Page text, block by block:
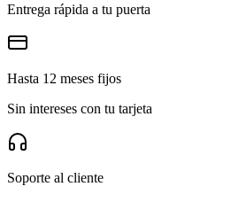
Entrega rápida a tu puerta
Hasta 12 meses fijos
Sin intereses con tu tarjeta
Soporte al cliente